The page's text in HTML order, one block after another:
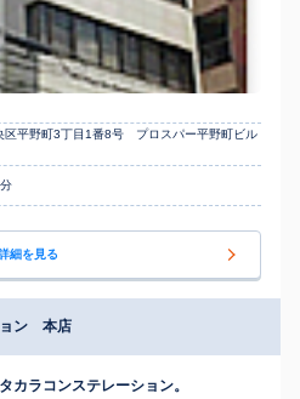
区平野町3丁目1番8号 プロスパー平野町ビル
細を見る
ョン 本店
カラコンステレーション。